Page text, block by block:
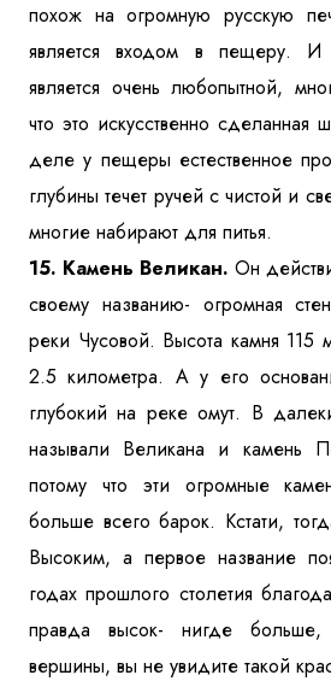
похож на огромную русскую
является входом в пещеру.
является очень любопытной,
что это искусственно сделанная
деле у пещеры естественное
глубины течет ручей с чистой и
многие набирают для питья.
15. Камень Великан. Он
своему названию- огромная
реки Чусовой. Высота камня 115
2.5 километра. А у его
глубокий на реке омут. В
называли Великана и камень
потому что эти огромные
больше всего барок. Кстати,
Высоким, а первое название
годах прошлого столетия
правда высок- нигде
вершины, вы не увидите такой